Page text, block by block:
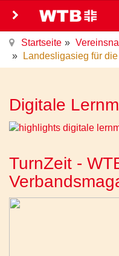
Startseite
Landesligasieg für
Digitale
TurnZeit -